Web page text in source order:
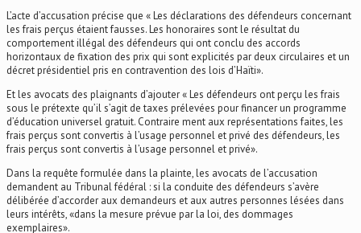
L’acte d’accusation précise que « Les déclarations des défendeurs concernant
les frais perçus étaient fausses. Les honoraires sont le résultat du
comportement illégal des défendeurs qui ont conclu des accords
horizontaux de fixation des prix qui sont explicités par deux circulaires et un
décret présidentiel pris en contravention des lois d’Haïti».
Et les avocats des plaignants d’ajouter « Les défendeurs ont perçu les frais
sous le prétexte qu’il s’agit de taxes prélevées pour financer un programme
d’éducation universel gratuit. Contraire ment aux représentations faites, les
frais perçus sont convertis à l’usage personnel et privé des défendeurs, les
frais perçus sont convertis à l’usage personnel et privé».
Dans la requête formulée dans la plainte, les avocats de l’accusation
demandent au Tribunal fédéral : si la conduite des défendeurs s’avère
délibérée d’accorder aux demandeurs et aux autres personnes lésées dans
leurs intérêts, «dans la mesure prévue par la loi, des dommages
exemplaires».